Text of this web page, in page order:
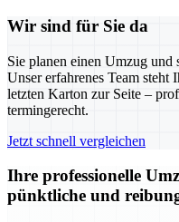
Wir sind für Sie da
Sie planen einen Umzug und
Unser erfahrenes Team steht
letzten Karton zur Seite –
termingerecht.
Jetzt schnell vergleichen
Ihre professionelle
pünktliche und